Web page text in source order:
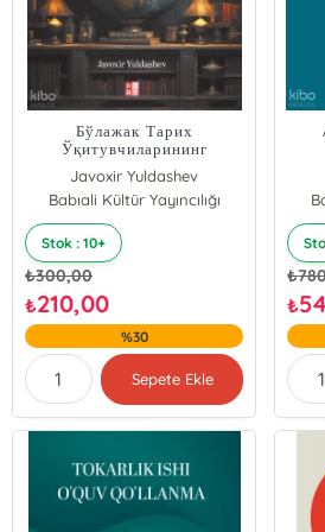
Бўлажак Тарих
Ўқитувчиларининг
Аксиологик Позициясини
Ривожлантиришнинг
Методик
Асослари;Gelecekteki
Tarih Öğretmenlerinin
Eksiyolojik Konumunun
Geliştirilmesi Metodolojik
Javoxir Yuldashev
Babıali Kültür Yayıncılığı
Stok : 10+
₺300,00
₺210,00
%30
Sepete Ekle
₺
₺